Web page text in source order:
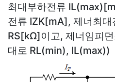
최대부하전류
전류 IZK[mA], 제너최
RS[kΩ]이고, 제너임피
대로 RL(min), IL(max))